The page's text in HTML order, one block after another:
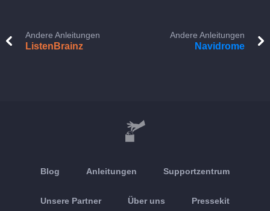
Andere Anleitungen
ListenBrainz
Andere Anleitungen
Navidrome
Blog Anleitungen Supportzentrum
Unsere Partner Über uns Pressekit